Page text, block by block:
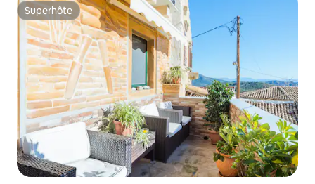
Superhôte
Superhôte